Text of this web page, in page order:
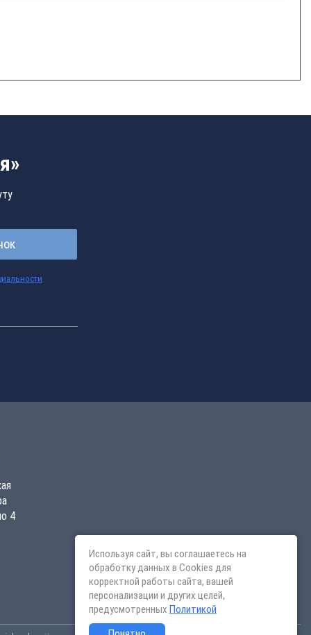
4
Используя сайт, вы соглашаетесь на
обработку данных в Cookies для
корректной работы сайта, вашей
персонализации и других целей,
предусмотренных Политикой